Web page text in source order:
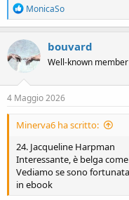
R
e
a
c
t
i
o
n
s
MonicaSo
bouvard
Well-known member
4 Maggio 2026
Minerva6 ha scritto:
24. Jacqueline Harpman
Interessante, è belga
Vediamo se sono
in ebook